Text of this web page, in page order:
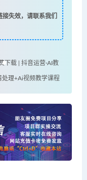
失效，请联系我们
下载 | 抖音运营·AI教
理+Ai视频教学课程